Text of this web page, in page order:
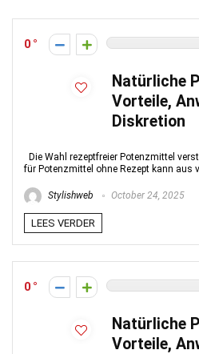
0
Natürliche
Vorteile,
Diskretion
Die Wahl rezeptfreier Potenzmittel
für Potenzmittel ohne Rezept kann aus
Stylishweb October 24, 2025
LEES VERDER
0
Natürliche
Vorteile,